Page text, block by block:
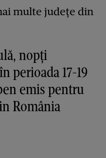
nopți
perioada 17-19
emis pentru
România